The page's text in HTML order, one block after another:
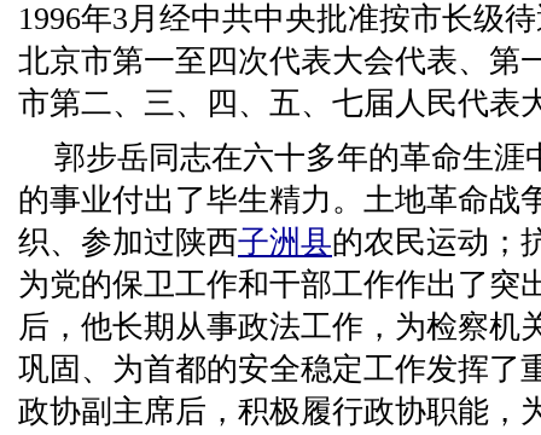
1996年3月经中共中央批准按市长级
北京市第一至四次代表大会代表、第
市第二、三、四、五、七届人民代表
郭步岳同志在六十多年的革命生涯
的事业付出了毕生精力。土地革命战
织、参加过陕西子洲县的农民运动；
为党的保卫工作和干部工作作出了突
后，他长期从事政法工作，为检察机
巩固、为首都的安全稳定工作发挥了
政协副主席后，积极履行政协职能，